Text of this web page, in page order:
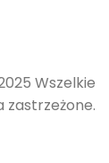
Wszelkie
zastrzeżone.